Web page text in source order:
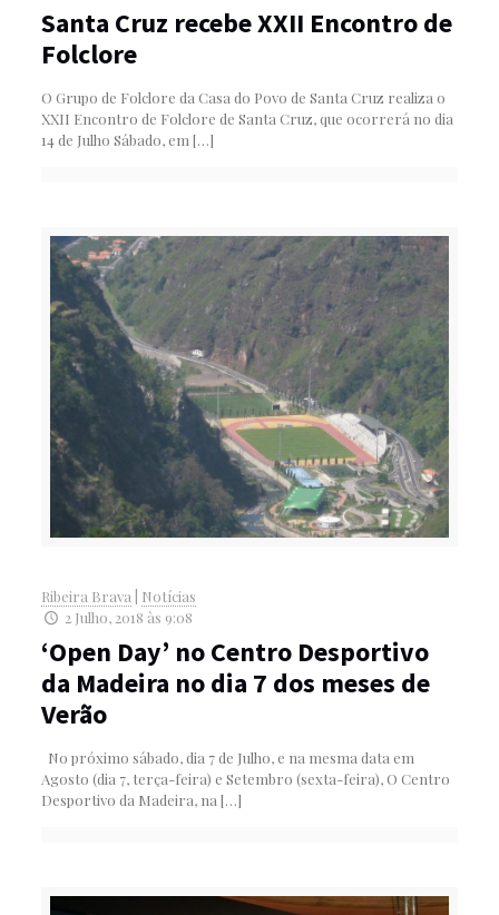
Santa Cruz recebe XXII Encontro de
Folclore
O Grupo de Folclore da Casa do Povo de Santa Cruz realiza o
XXII Encontro de Folclore de Santa Cruz, que ocorrerá no dia
14 de Julho Sábado, em […]
Ribeira Brava
Notícias
2 Julho, 2018 às 9:08
‘Open Day’ no Centro Desportivo
da Madeira no dia 7 dos meses de
Verão
No próximo sábado, dia 7 de Julho, e na mesma data em
Agosto (dia 7, terça-feira) e Setembro (sexta-feira), O Centro
Desportivo da Madeira, na […]